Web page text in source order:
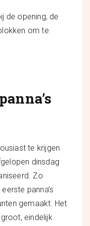
de opening, de
om te
te krijgen
dinsdag
Zo
panna’s
gemaakt. Het
eindelijk